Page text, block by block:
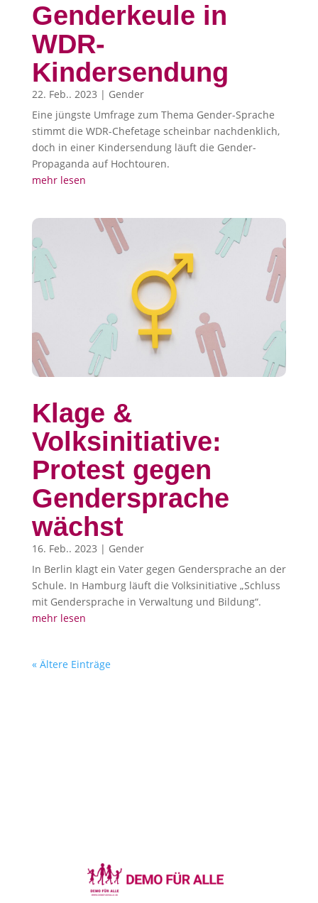
Genderkeule in
WDR-
Kindersendung
22. Feb.. 2023 | Gender
Eine jüngste Umfrage zum Thema Gender-Sprache
stimmt die WDR-Chefetage scheinbar nachdenklich,
doch in einer Kindersendung läuft die Gender-
Propaganda auf Hochtouren.
mehr lesen
Klage &
Volksinitiative:
Protest gegen
Gendersprache
wächst
16. Feb.. 2023 | Gender
In Berlin klagt ein Vater gegen Gendersprache an der
Schule. In Hamburg läuft die Volksinitiative „Schluss
mit Gendersprache in Verwaltung und Bildung“.
mehr lesen
« Ältere Einträge